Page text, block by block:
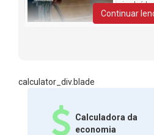
Ele
inclusivos, para que todos
inclusão social, como ele é um
ele pode contribuir para uma
Continuar
calculator_div.blade
Calculadora da
economia